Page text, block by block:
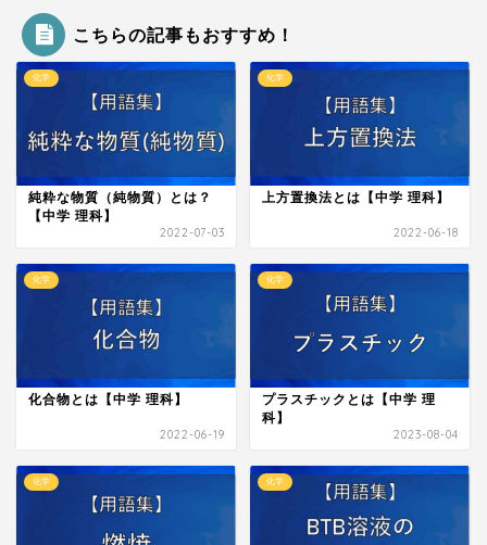
こちらの記事もおすすめ！
化学
純粋な物質（純物質）とは？
【中学 理科】
2022-07-03
化学
上方置換法とは【中学 理科】
2022-06-18
化学
化合物とは【中学 理科】
2022-06-19
化学
プラスチックとは【中学 理
科】
2023-08-04
化学 化学